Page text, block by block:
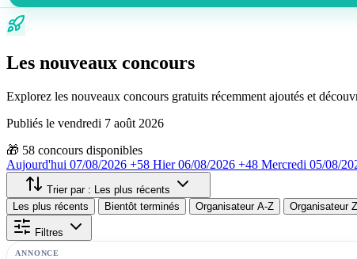
Les nouveaux concours
Explorez les nouveaux concours gratuits récemment ajoutés et
Publiés le vendredi 7 août 2026
🎁 58 concours disponibles
Aujourd'hui 07/08/2026 +58 Hier 06/08/2026 +48 Mercredi 05/08/
Trier par :
Les plus récents
Les plus récents
Bientôt terminés Organisateur A-Z Organisateur
Filtres
ANNONCE